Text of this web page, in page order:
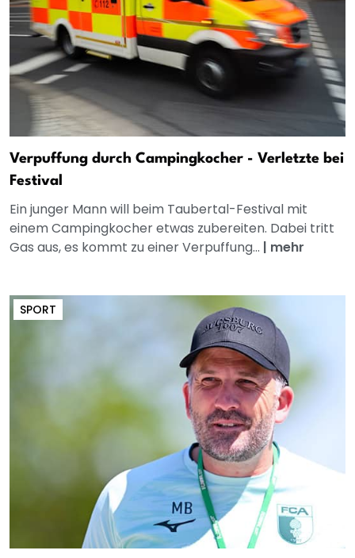
Verpuffung durch Campingkocher - Verletzte bei
Festival
Ein junger Mann will beim Taubertal-Festival mit
einem Campingkocher etwas zubereiten. Dabei tritt
Gas aus, es kommt zu einer Verpuffung... | mehr
SPORT